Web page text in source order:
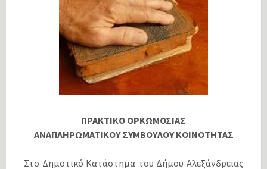
ΠΡΑΚΤΙΚΟ ΟΡΚΩΜΟΣΙΑΣ
ΑΝΑΠΛΗΡΩΜΑΤΙΚΟΥ ΣΥΜΒΟΥΛΟΥ ΚΟΙΝΟΤΗΤΑΣ
Στο Δημοτικό Κατάστημα του Δήμου Αλεξάνδρειας